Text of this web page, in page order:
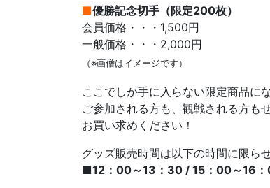
■優勝記念切手（限定200枚）
会員価格・・・1,500円
一般価格・・・2,000円
（※画僧はイメージです）
ここでしか手に入らない限定商品にな
ご参加される方も、観戦される方も
お買い求めください！
グッズ販売時間は以下の時間に限ら
■12：00～13：30 / 15：00～16